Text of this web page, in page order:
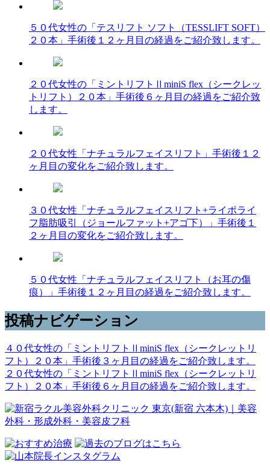
５０代女性の「テスリフト ソフト（TESSLIFT SOFT）
２０本」手術後１２ヶ月目の経過をご紹介致します。
２０代女性の「ミントリフトⅡminiS flex（シークレッ
トリフト）２０本」手術後６ヶ月目の経過をご紹介致
します。
２０代女性「ナチュラルフェイスリフト」手術後１２
ヶ月目の変化をご紹介致します。
３０代女性「ナチュラルフェイスリフト+ライポライ
フ脂肪吸引（ジョールファット+アゴ下）」手術後１
２ヶ月目の変化をご紹介致します。
５０代女性「ナチュラルフェイスリフト（お耳の傷
痕）」手術後１２ヶ月目の経過をご紹介致します。
投稿ナビゲーション
４０代女性の「ミントリフトⅡminiS flex（シークレットリ
フト）２０本」手術後３ヶ月目の経過をご紹介致します。
２０代女性の「ミントリフトⅡminiS flex（シークレットリ
フト）２０本」手術後６ヶ月目の経過をご紹介致します。